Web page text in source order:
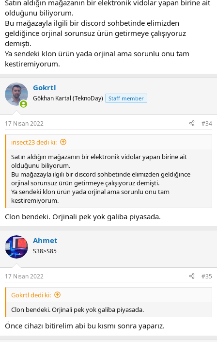
Satın aldığın mağazanın bir elektronik vidolar yapan birine ait
olduğunu biliyorum.
Bu mağazayla ilgili bir discord sohbetinde elimizden
geldiğince orjinal sorunsuz ürün getirmeye çalışıyoruz
demişti.
Ya sendeki klon ürün yada orjinal ama sorunlu onu tam
kestiremiyorum.
Gokrtl
Gökhan Kartal (TeknoDay) Staff member
17 Nisan 2022 #34
insect23 dedi ki:
Satın aldığın mağazanın bir elektronik vidolar yapan birine ait
olduğunu biliyorum.
Bu mağazayla ilgili bir discord sohbetinde elimizden geldiğince
orjinal sorunsuz ürün getirmeye çalışıyoruz demişti.
Ya sendeki klon ürün yada orjinal ama sorunlu onu tam
kestiremiyorum.
Clon bendeki. Orjinali pek yok galiba piyasada.
Ahmet
S38>S85
17 Nisan 2022 #35
Gokrtl dedi ki:
Clon bendeki. Orjinali pek yok galiba piyasada.
Önce cihazı bitirelim abi bu kısmı sonra yaparız.